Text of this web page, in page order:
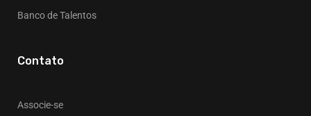
Banco de Talentos
Contato
Associe-se